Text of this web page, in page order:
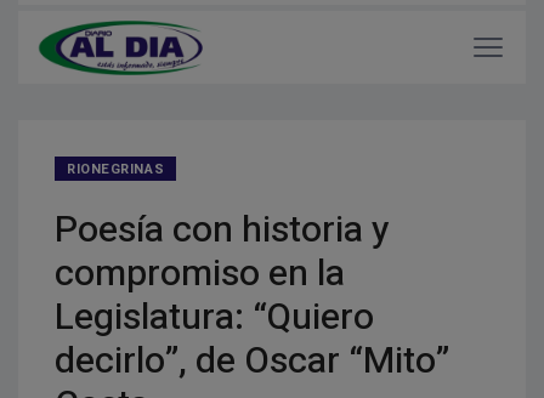
RIONEGRINAS
Poesía con historia y
compromiso en la
Legislatura: “Quiero
decirlo”, de Oscar “Mito”